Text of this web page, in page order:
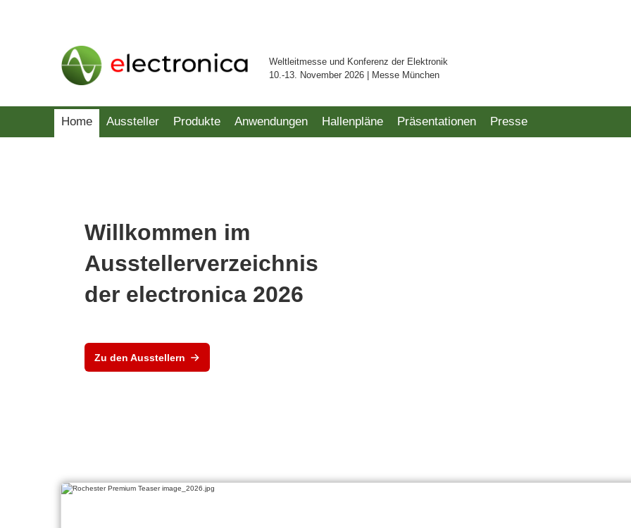
Weltleitmesse und Konferenz der Elektronik
10.-13. November 2026 | Messe München
Home Aussteller Produkte Anwendungen Hallenpläne Präsentationen Presse
Willkommen im
Ausstellerverzeichnis
der electronica 2026
Zu den Ausstellern